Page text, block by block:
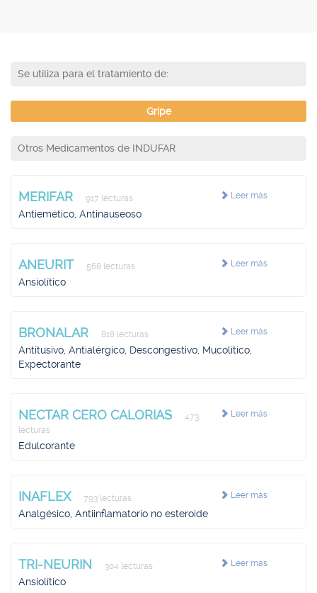
Se utiliza para el tratamiento de:
Gripe
Otros Medicamentos de INDUFAR
Leer más
MERIFAR 917 lecturas
Antiemético, Antinauseoso
Leer más
ANEURIT 568 lecturas
Ansiolítico
Leer más
BRONALAR 818 lecturas
Antitusivo, Antialérgico, Descongestivo, Mucolítico,
Expectorante
Leer más
NECTAR CERO CALORIAS
473
lecturas
Edulcorante
Leer más
INAFLEX 793 lecturas
Analgésico, Antiinflamatorio no esteroide
Leer más
TRI-NEURIN 304 lecturas
Ansiolítico